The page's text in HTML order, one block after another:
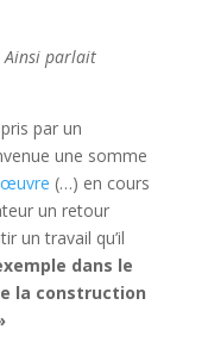
Ainsi parlait
par un
une somme
œuvre (…) en cours
un retour
un travail qu’il
dans le
la construction